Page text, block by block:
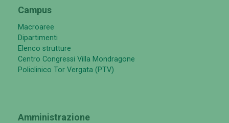
Campus
Macroaree
Dipartimenti
Elenco strutture
Centro Congressi Villa Mondragone
Policlinico Tor Vergata (PTV)
Amministrazione